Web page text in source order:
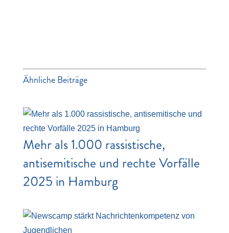
Ähnliche Beiträge
Mehr als 1.000 rassistische,
antisemitische und rechte Vorfälle
2025 in Hamburg